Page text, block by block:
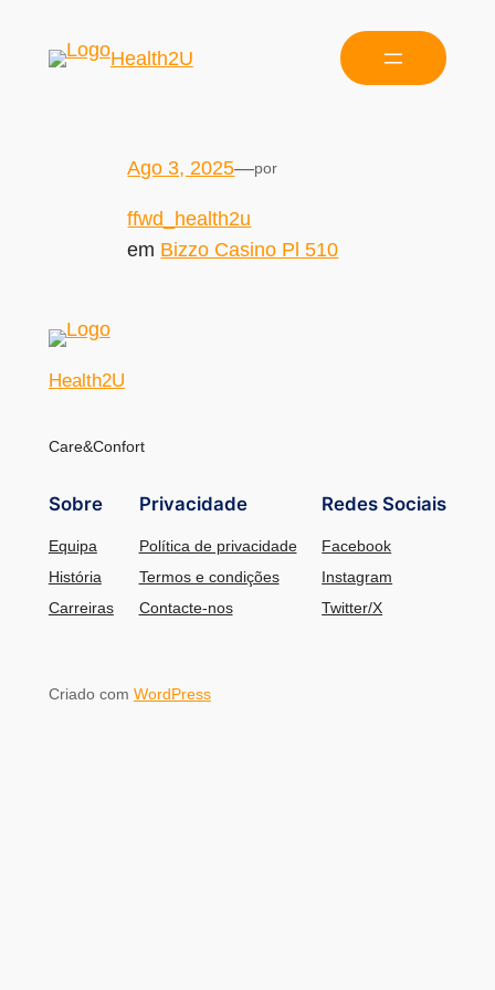
Health2U
Ago 3, 2025—por
ffwd_health2u
em Bizzo Casino Pl 510
Health2U
Care&Confort
Sobre
Equipa
História
Carreiras
Privacidade
Política de privacidade
Termos e condições
Contacte-nos
Redes Sociais
Facebook
Instagram
Twitter/X
Criado com WordPress